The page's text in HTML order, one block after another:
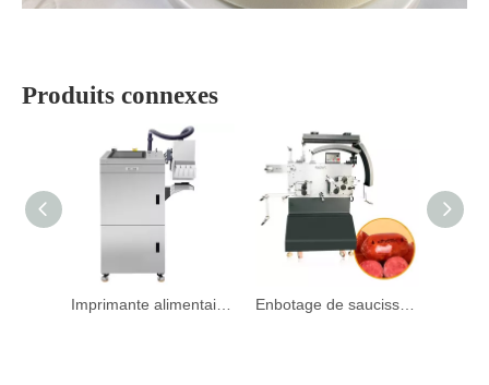
Produits connexes